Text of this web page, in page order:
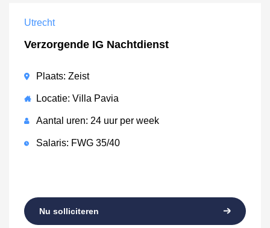
Utrecht
Verzorgende IG Nachtdienst
Plaats: Zeist
Locatie: Villa Pavia
Aantal uren: 24 uur per week
Salaris: FWG 35/40
Nu solliciteren